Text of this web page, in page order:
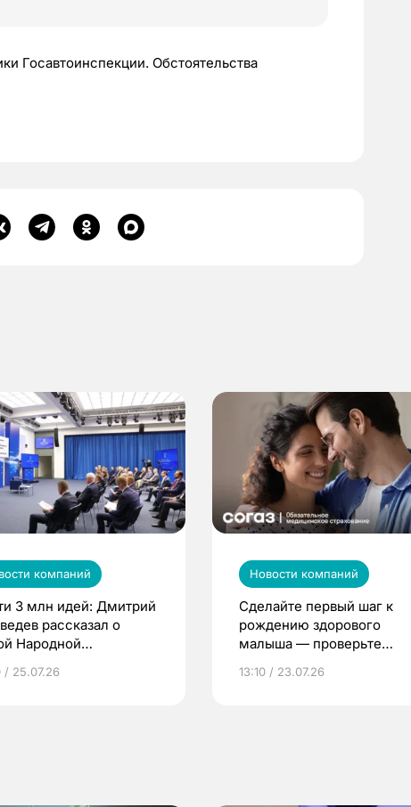
Госавтоинспекции. Обстоятельства
компаний
3 млн идей: Дмитрий
рассказал о
Народной
/ 25.07.26
Новости компаний
Сделайте первый шаг к
рождению здорового
малыша — проверьте
по ОМС!
13:10 / 23.07.26